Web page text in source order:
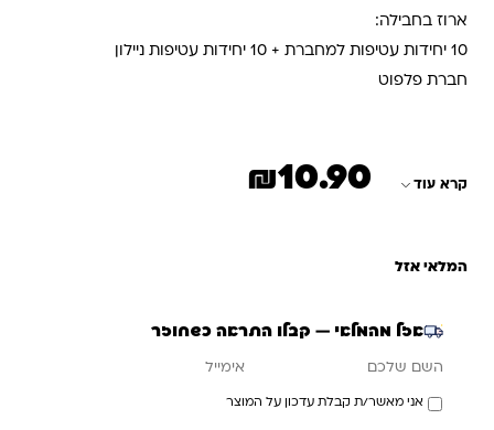
ארוז בחבילה:
10 יחידות עטיפות למחברת + 10 יחידות עטיפות ניילון
חברת פלפוט
קרא עוד ₪10.90
המלאי אזל
אזל מהמלאי — קבלו התראה כשחוזר
אני מאשר/ת קבלת עדכון על המוצר